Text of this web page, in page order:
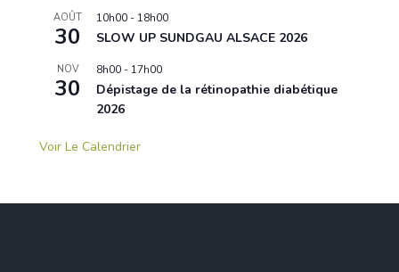
AOÛT
30
10h00 - 18h00
SLOW UP SUNDGAU ALSACE 2026
NOV
30
8h00 - 17h00
Dépistage de la rétinopathie diabétique
2026
Voir Le Calendrier